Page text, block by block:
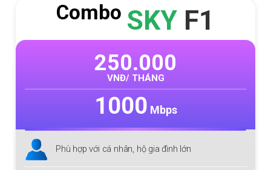
Combo SKY F1
250.000
VNĐ/ THÁNG
1000 Mbps
Phù hợp với cá nhân, hộ gia đình lớn